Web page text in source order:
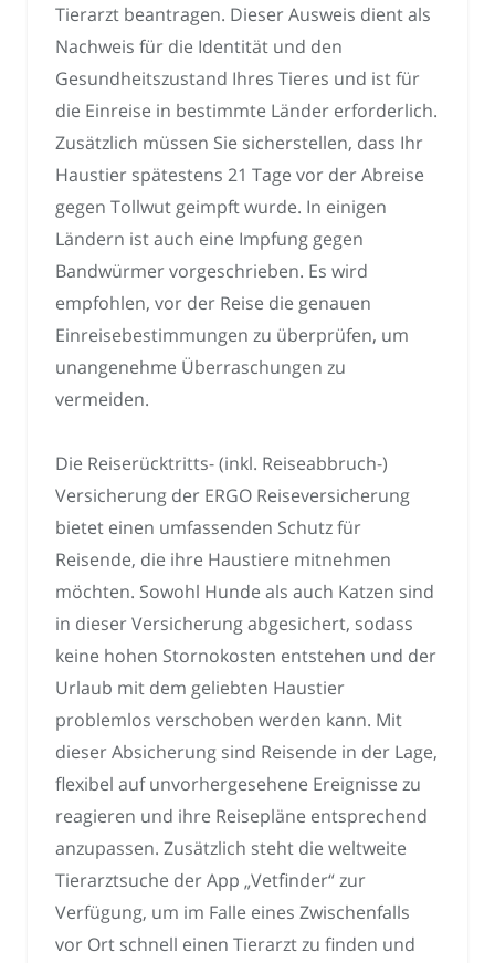
Tierarzt beantragen. Dieser Ausweis dient als
Nachweis für die Identität und den
Gesundheitszustand Ihres Tieres und ist für
die Einreise in bestimmte Länder erforderlich.
Zusätzlich müssen Sie sicherstellen, dass Ihr
Haustier spätestens 21 Tage vor der Abreise
gegen Tollwut geimpft wurde. In einigen
Ländern ist auch eine Impfung gegen
Bandwürmer vorgeschrieben. Es wird
empfohlen, vor der Reise die genauen
Einreisebestimmungen zu überprüfen, um
unangenehme Überraschungen zu
vermeiden.
Die Reiserücktritts- (inkl. Reiseabbruch-)
Versicherung der ERGO Reiseversicherung
bietet einen umfassenden Schutz für
Reisende, die ihre Haustiere mitnehmen
möchten. Sowohl Hunde als auch Katzen sind
in dieser Versicherung abgesichert, sodass
keine hohen Stornokosten entstehen und der
Urlaub mit dem geliebten Haustier
problemlos verschoben werden kann. Mit
dieser Absicherung sind Reisende in der Lage,
flexibel auf unvorhergesehene Ereignisse zu
reagieren und ihre Reisepläne entsprechend
anzupassen. Zusätzlich steht die weltweite
Tierarztsuche der App „Vetfinder“ zur
Verfügung, um im Falle eines Zwischenfalls
vor Ort schnell einen Tierarzt zu finden und